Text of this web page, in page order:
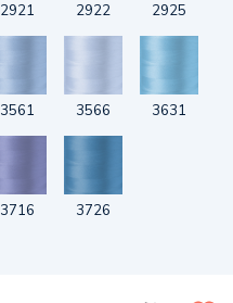
2921 2922 2925
3561 3566 3631
3716 3726